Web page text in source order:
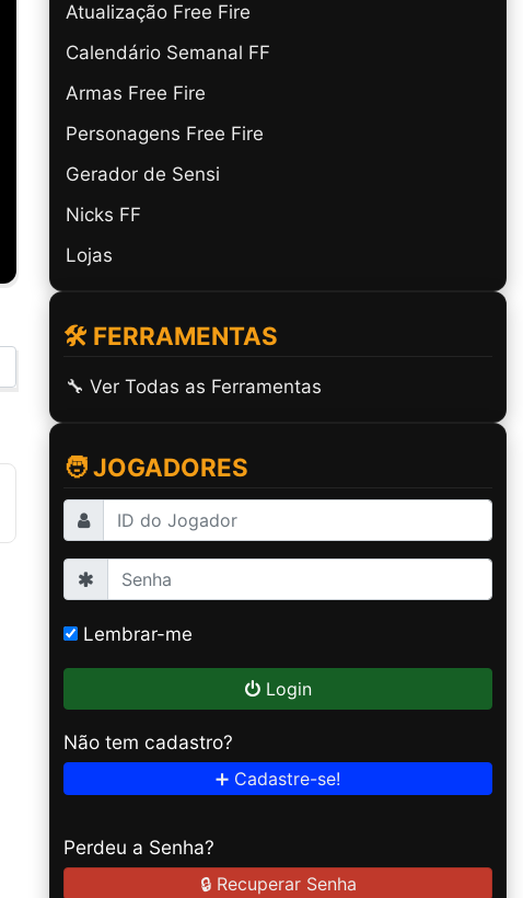
Atualização Free Fire
Calendário Semanal FF
Armas Free Fire
Personagens Free Fire
Gerador de Sensi
Nicks FF
Lojas
🛠️ FERRAMENTAS
🔧 Ver Todas as Ferramentas
🧑 JOGADORES
Lembrar-me
Login
Não tem cadastro?
➕ Cadastre-se!
Perdeu a Senha?
🔒 Recuperar Senha